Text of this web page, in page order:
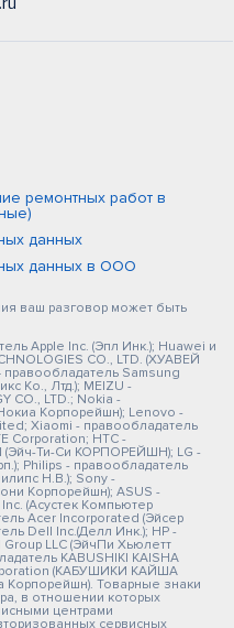
ремонтных работ в
данных
данных в ООО
ваш разговор может быть
Apple Inc. (Эпл Инк.); Huawei и
CO., LTD. (ХУАВЕЙ
Samsung
Ко., Лтд.); MEIZU -
CO., LTD.; Nokia -
Корпорейшн); Lenovo -
Xiaomi - правообладатель
Corporation; HTC -
(Эйч-Ти-Си КОРПОРЕЙШН); LG -
Philips - правообладатель
Н.В.); Sony -
Корпорейшн); ASUS -
(Асустек Компьютер
Acer Incorporated (Эйсер
Dell Inc.(Делл Инк.); HP -
LLC (ЭйчПи Хьюлетт
KABUSHIKI KAISHA
(КАБУШИКИ КАЙША
Товарные знаки
в отношении которых
центрами
сервисных